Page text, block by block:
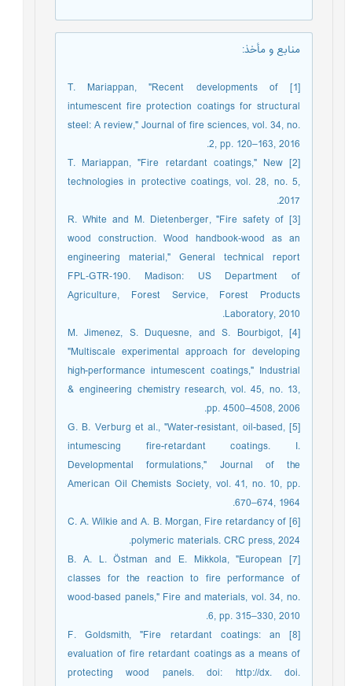
منابع و مأخذ:
[1] T. Mariappan, "Recent developments of
intumescent fire protection coatings for structural
steel: A review," Journal of fire sciences, vol. 34, no.
2, pp. 120–163, 2016.
[2] T. Mariappan, "Fire retardant coatings," New
technologies in protective coatings, vol. 28, no. 5,
2017.
[3] R. White and M. Dietenberger, "Fire safety of
wood construction. Wood handbook‑wood as an
engineering material," General technical report
FPL‑GTR‑190. Madison: US Department of
Agriculture, Forest Service, Forest Products
Laboratory, 2010.
[4] M. Jimenez, S. Duquesne, and S. Bourbigot,
"Multiscale experimental approach for developing
high-performance intumescent coatings," Industrial
& engineering chemistry research, vol. 45, no. 13,
pp. 4500–4508, 2006.
[5] G. B. Verburg et al., "Water-resistant, oil-based,
intumescing fire-retardant coatings. I.
Developmental formulations," Journal of the
American Oil Chemists Society, vol. 41, no. 10, pp.
670–674, 1964.
[6] C. A. Wilkie and A. B. Morgan, Fire retardancy of
polymeric materials. CRC press, 2024.
[7] B. A. L. Östman and E. Mikkola, "European
classes for the reaction to fire performance of
wood‐based panels," Fire and materials, vol. 34, no.
6, pp. 315–330, 2010.
[8] F. Goldsmith, "Fire retardant coatings: an
evaluation of fire retardant coatings as a means of
protecting wood panels. doi: http://dx. doi.